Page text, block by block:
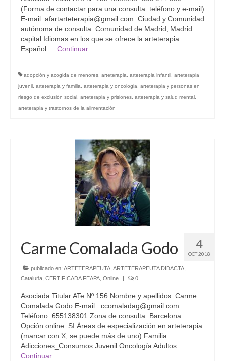
Grupo Revista
Grupo Arte
Grupo Difusión
Grupo Certificación
Grupos Territoriales
Grupo Territorial Canarias
Grupo Territorial Valencia
Jornadas de Investigación
(Forma de contactar para una consulta: teléfono y e-mail)
E-mail: afartarteterapia@gmail.com. Ciudad y Comunidad
autónoma de consulta: Comunidad de Madrid, Madrid
capital Idiomas en los que se ofrece la arteterapia:
Español … Continuar
adopción y acogida de menores arteterapia arteterapia infantil arteterapia
juvenil arteterapia y familia arteterapia y oncologia
arteterapia y personas en
riesgo de exclusión social arteterapia y prisiones arteterapia y salud mental
arteterapia y trastornos de la alimentación
4
OCT 2018
Carme Comalada Godo
publicado en: ARTETERAPEUTA ARTETERAPEUTA DIDACTA
Cataluña CERTIFICADA FEAPA Online | 0
Asociada Titular ATe Nº 156 Nombre y apellidos: Carme
Comalada Godo E-mail: ccomaladag@gmail.com
Teléfono: 655138301 Zona de consulta: Barcelona
Opción online: SI Áreas de especialización en arteterapia:
(marcar con X, se puede más de uno) Familia
Adicciones_Consumos Juvenil Oncología Adultos …
Continuar